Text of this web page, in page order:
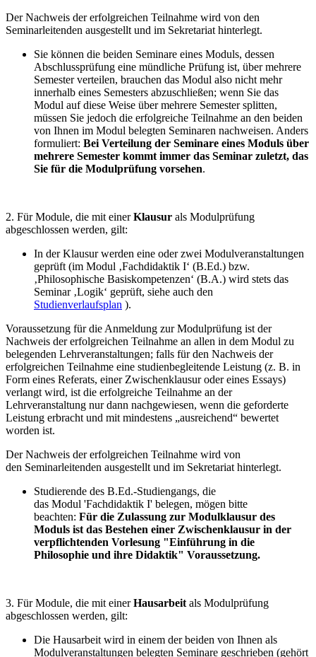
Der Nachweis der erfolgreichen Teilnahme wird von den
Seminarleitenden ausgestellt und im Sekretariat hinterlegt.
Sie können die beiden Seminare eines Moduls, dessen
Abschlussprüfung eine mündliche Prüfung ist, über mehrere
Semester verteilen, brauchen das Modul also nicht mehr
innerhalb eines Semesters abzuschließen; wenn Sie das
Modul auf diese Weise über mehrere Semester splitten,
müssen Sie jedoch die erfolgreiche Teilnahme an den beiden
von Ihnen im Modul belegten Seminaren nachweisen. Anders
formuliert: Bei Verteilung der Seminare eines Moduls über
mehrere Semester kommt immer das Seminar zuletzt, das
Sie für die Modulprüfung vorsehen.
2. Für Module, die mit einerKlausur als Modulprüfung
abgeschlossen werden, gilt:
In der Klausur werden eine oder zwei Modulveranstaltungen
geprüft (im Modul ‚Fachdidaktik I‘ (B.Ed.) bzw.
‚Philosophische Basiskompetenzen‘ (B.A.) wird stets das
Seminar ‚Logik‘ geprüft, siehe auch den
Studienverlaufsplan ).
Voraussetzung für die Anmeldung zur Modulprüfung ist der
Nachweis der erfolgreichen Teilnahme an allen in dem Modul zu
belegenden Lehrveranstaltungen; falls für den Nachweis der
erfolgreichen Teilnahme eine studienbegleitende Leistung (z. B. in
Form eines Referats, einer Zwischenklausur oder eines Essays)
verlangt wird, ist die erfolgreiche Teilnahme an der
Lehrveranstaltung nur dann nachgewiesen, wenn die geforderte
Leistung erbracht und mit mindestens „ausreichend“ bewertet
worden ist.
Der Nachweis der erfolgreichen Teilnahme wird von
den Seminarleitenden ausgestellt und im Sekretariat hinterlegt.
Studierende des B.Ed.-Studiengangs, die
das Modul 'Fachdidaktik I' belegen, mögen bitte
beachten: Für die Zulassung zur Modulklausur des
Moduls ist das Bestehen einer Zwischenklausur in der
verpflichtenden Vorlesung "Einführung in die
Philosophie und ihre Didaktik" Voraussetzung.
3. Für Module, die mit einerHausarbeit als Modulprüfung
abgeschlossen werden, gilt:
Die Hausarbeit wird in einem der beiden von Ihnen als
Modulveranstaltungen belegten Seminare geschrieben (gehört